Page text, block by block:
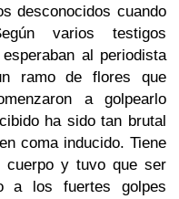
desconocidos cuando
varios testigos
al periodista
ramo de flores que
a golpearlo
ha sido tan brutal
coma inducido. Tiene
cuerpo y tuvo que ser
a los fuertes golpes